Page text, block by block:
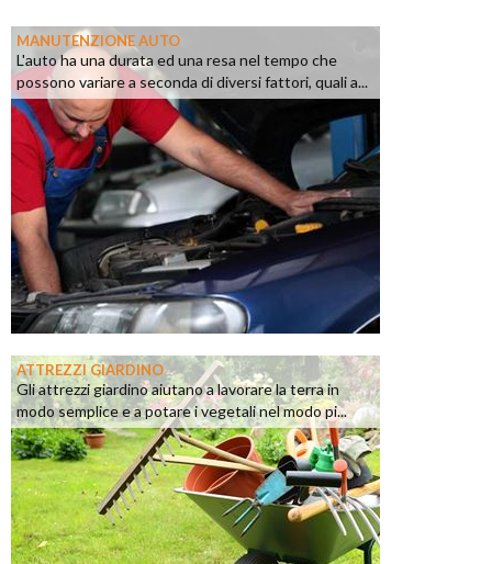
MANUTENZIONE AUTO
L'auto ha una durata ed una resa nel tempo che
possono variare a seconda di diversi fattori, quali a...
ATTREZZI GIARDINO
Gli attrezzi giardino aiutano a lavorare la terra in
modo semplice e a potare i vegetali nel modo pi...